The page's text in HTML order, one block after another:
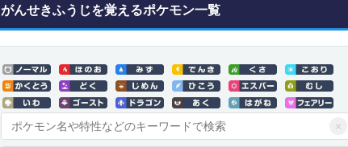
がんせきふうじを覚えるポケモン一覧
×